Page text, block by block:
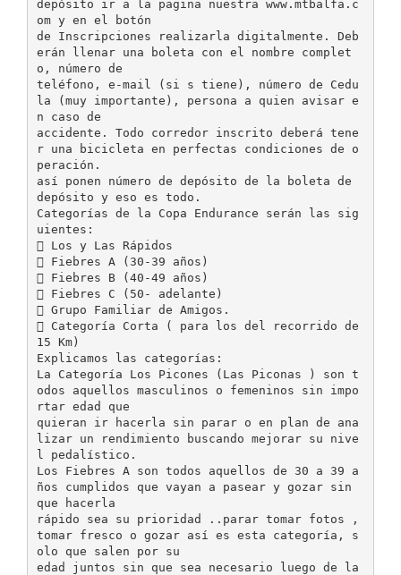
depósito ir a la pagina nuestra www.mtbalfa.c
om y en el botón
de Inscripciones realizarla digitalmente. Deb
erán llenar una boleta con el nombre complet
o, número de
teléfono, e-mail (si s tiene), número de Cedu
la (muy importante), persona a quien avisar e
n caso de
accidente. Todo corredor inscrito deberá tene
r una bicicleta en perfectas condiciones de o
peración.
así ponen número de depósito de la boleta de
depósito y eso es todo.
Categorías de la Copa Endurance serán las sig
uientes:
 Los y Las Rápidos
 Fiebres A (30-39 años)
 Fiebres B (40-49 años)
 Fiebres C (50- adelante)
 Grupo Familiar de Amigos.
 Categoría Corta ( para los del recorrido de
15 Km)
Explicamos las categorías:
La Categoría Los Picones (Las Piconas ) son t
odos aquellos masculinos o femeninos sin impo
rtar edad que
quieran ir hacerla sin parar o en plan de ana
lizar un rendimiento buscando mejorar su nive
l pedalístico.
Los Fiebres A son todos aquellos de 30 a 39 a
ños cumplidos que vayan a pasear y gozar sin
que hacerla
rápido sea su prioridad ..parar tomar fotos ,
tomar fresco o gozar así es esta categoría, s
olo que salen por su
edad juntos sin que sea necesario luego de la